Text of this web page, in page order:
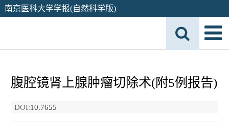
南京医科大学学报(自然科学版)
腹腔镜肾上腺肿瘤切除术(附5例报告)
DOI:10.7655